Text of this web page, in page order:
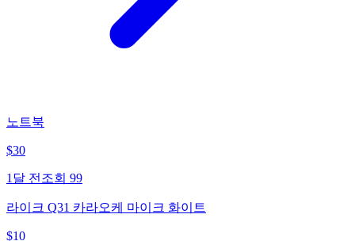
노트북
$30
1달 전 조회 99
라이크 Q31 카라오케 마이크 화이트
$10